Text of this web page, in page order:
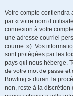
Votre compte contiendra
par « votre nom
connexion à votre
une adresse courriel
courriel »). Vos
sont protégées par les
pays qui nous héberge.
de votre mot de passe et
Bowling » durant la
non, reste à la discrétion